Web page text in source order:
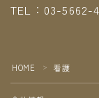
TEL：03-5662-
HOME ＞ 看護